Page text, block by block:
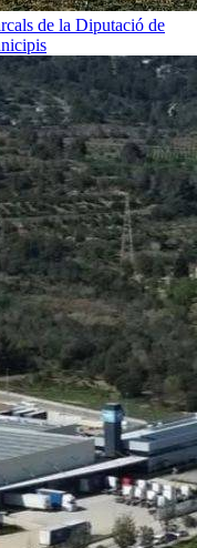
de la Diputació de